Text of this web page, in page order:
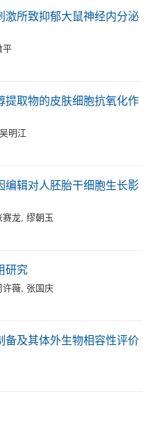
激所致抑郁大鼠神经内分泌
平
提取物的皮肤细胞抗氧化作
吴明江
编辑对人胚胎干细胞生长影
赛龙 缪朝玉
研究
许薇
张国庆
备及其体外生物相容性评价